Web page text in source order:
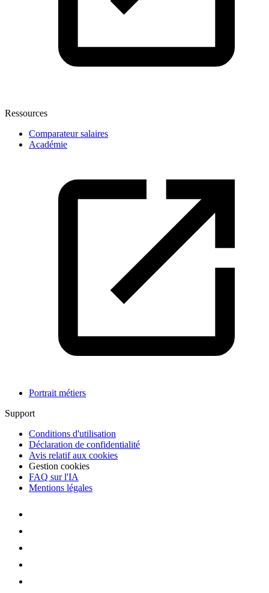
Ressources
Comparateur salaires
Académie
Portrait métiers
Support
Conditions d'utilisation
Déclaration de confidentialité
Avis relatif aux cookies
Gestion cookies
FAQ sur l'IA
Mentions légales